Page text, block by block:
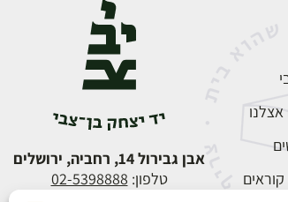
אבן גבירול 14, רחביה, ירושלים
טלפון: 02-5398888